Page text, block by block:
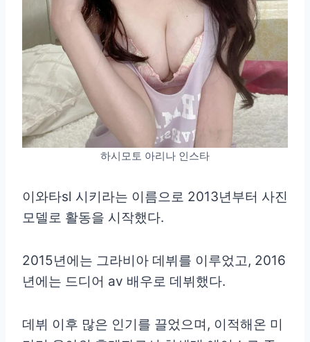
하시모토 아리나 인스타
이와타sl 시키라는 이름으로 2013년부터 사진
모델로 활동을 시작했다.
2015년에는 그라비아 데뷔를 이루었고, 2016
년에는 드디어 av 배우로 데뷔했다.
데뷔 이후 많은 인기를 끌었으며, 이적해온 미